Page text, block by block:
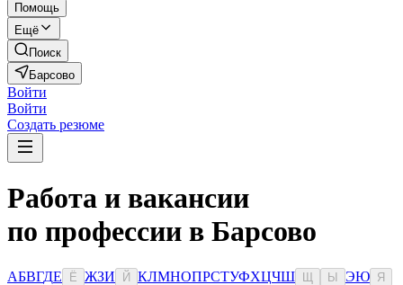
Помощь
Ещё
Поиск
Барсово
Войти
Войти
Создать резюме
Работа и вакансии
по профессии в Барсово
АБВГДЕ Ё ЖЗИ Й КЛМНОПРСТУФХЦЧШ Ы ЭЮ Я